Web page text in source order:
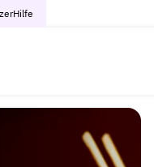
Hilfe